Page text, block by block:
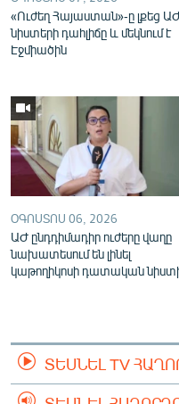
«Ուժեղ Հայաստան»-ը լքեց
նիստերի դահլիճը և մեկնում է
Էջմիածին
ՕԳՈՍՏՈՍ 06, 2026
ԱԺ ընդդիմադիր ուժերը վաղը
նախատեսում են լինել
կաթողիկոսի դատական
ՏԵՍՆԵԼ TV